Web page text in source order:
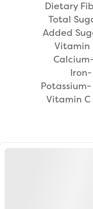
Dietary
Total
Added
Vitamin
Vitamin C